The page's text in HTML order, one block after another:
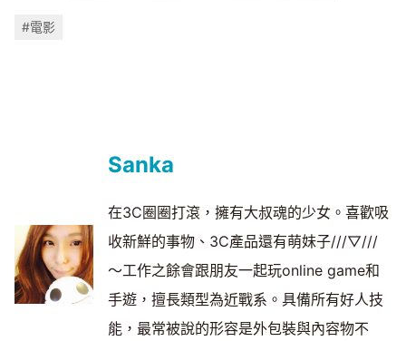
#電影
Sanka
在3C圈圈打滾，擁有大叔魂的少女。喜歡吸
收新鮮的事物、3C產品還有萌妹子///▽///
～工作之餘會跟朋友一起玩online game和
手遊，擅長類型為近戰系。具備所有好人技
能，最常被說的形容是外包裝與內容物不